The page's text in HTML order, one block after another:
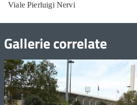
Viale Pierluigi Nervi
Gallerie correlate